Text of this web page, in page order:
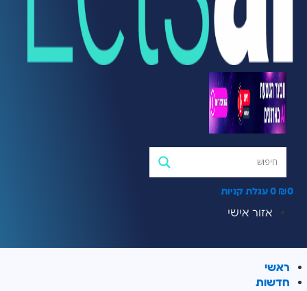
₪0
0 עגלת קניות
אזור אישי
ראשי
חדשות